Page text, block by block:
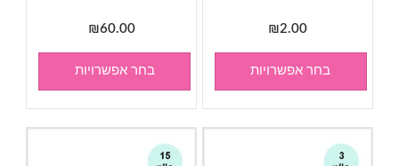
₪2.00
בחר אפשרויות
₪60.00
בחר אפשרויות